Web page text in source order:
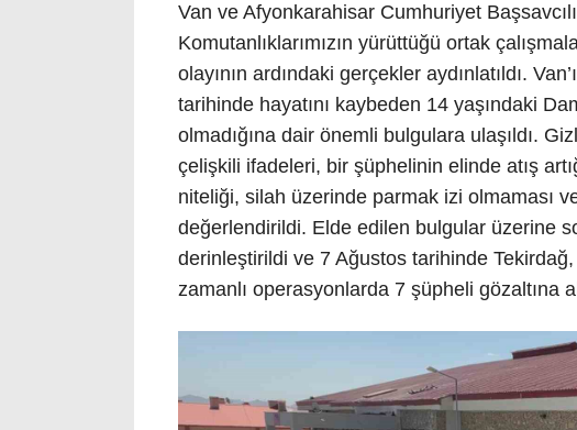
Van ve Afyonkarahisar Cumhuriyet
Komutanlıklarımızın yürüttüğü ortak
olayının ardındaki gerçekler aydınlatıldı.
tarihinde hayatını kaybeden 14 yaşındaki
olmadığına dair önemli bulgulara ulaşıldı.
çelişkili ifadeleri, bir şüphelinin elinde atış
niteliği, silah üzerinde parmak izi olmaması
değerlendirildi. Elde edilen bulgular üzerine
derinleştirildi ve 7 Ağustos tarihinde
zamanlı operasyonlarda 7 şüpheli gözaltına